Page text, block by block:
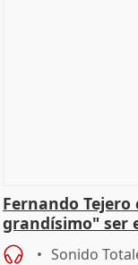
Fernando
grandísimo" ser
Sonido